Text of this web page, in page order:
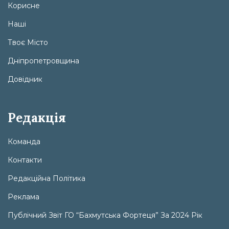
Корисне
Наші
Твоє Місто
Дніпропетровщина
Довідник
Редакція
Команда
Контакти
Редакційна Політика
Реклама
Публічний Звіт ГО “Бахмутська Фортеця” За 2024 Рік